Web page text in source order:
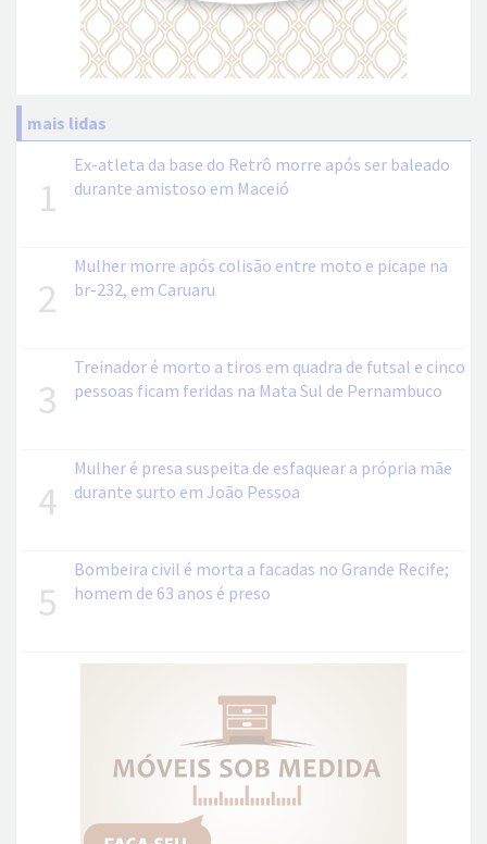
mais lidas
1
Ex-atleta da base do Retrô morre após ser baleado
durante amistoso em Maceió
2
Mulher morre após colisão entre moto e picape na
br-232, em Caruaru
3
Treinador é morto a tiros em quadra de futsal e cinco
pessoas ficam feridas na Mata Sul de Pernambuco
4
Mulher é presa suspeita de esfaquear a própria mãe
durante surto em João Pessoa
5
Bombeira civil é morta a facadas no Grande Recife;
homem de 63 anos é preso